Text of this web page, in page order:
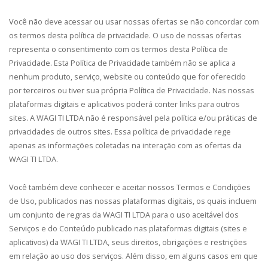
Você não deve acessar ou usar nossas ofertas se não concordar com
os termos desta política de privacidade. O uso de nossas ofertas
representa o consentimento com os termos desta Política de
Privacidade. Esta Política de Privacidade também não se aplica a
nenhum produto, serviço, website ou conteúdo que for oferecido
por terceiros ou tiver sua própria Política de Privacidade. Nas nossas
plataformas digitais e aplicativos poderá conter links para outros
sites. A WAGI TI LTDA não é responsável pela política e/ou práticas de
privacidades de outros sites. Essa política de privacidade rege
apenas as informações coletadas na interação com as ofertas da
WAGI TI LTDA.
Você também deve conhecer e aceitar nossos Termos e Condições
de Uso, publicados nas nossas plataformas digitais, os quais incluem
um conjunto de regras da WAGI TI LTDA para o uso aceitável dos
Serviços e do Conteúdo publicado nas plataformas digitais (sites e
aplicativos) da WAGI TI LTDA, seus direitos, obrigações e restrições
em relação ao uso dos serviços. Além disso, em alguns casos em que